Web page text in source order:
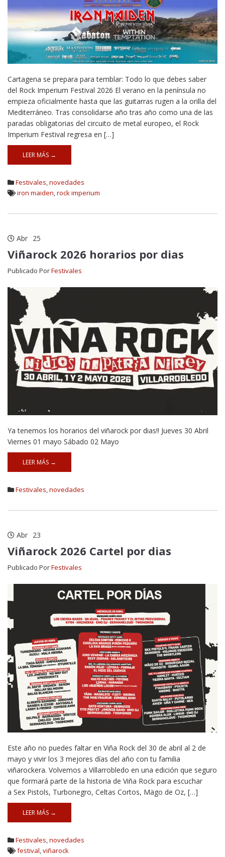
Cartagena se prepara para temblar: Todo lo que debes saber
del Rock Imperium Festival 2026 El verano en la península no
empieza oficialmente hasta que las guitarras rugen a la orilla del
Mediterráneo. Tras consolidarse año tras año como una de las
paradas obligatorias del circuito de metal europeo, el Rock
Imperium Festival regresa en […]
LEER MÁS →
Festivales novedades
iron maiden rock imperium
Abr 25
Viñarock 2026 horarios por dias
Publicado PorFestivales
Ya tenemos los horarios del viñarock por dias!! Jueves 30 Abril
Viernes 01 mayo Sábado 02 Mayo
LEER MÁS →
Festivales,novedades
Abr 23
Viñarock 2026 Cartel por dias
Publicado PorFestivales
Este año no puedes faltar en Viña Rock del 30 de abril al 2 de
mayo y vivir los 3 mejores días del año con tu familia
viñarockera. Volvemos a Villarrobledo en una edición que seguro
que formará parte de la historia de Viña Rock para escuchar
a Sex Pistols, Turbonegro, Celtas Cortos, Mägo de Oz, […]
LEER MÁS →
Festivales,novedades
festival,viñarock